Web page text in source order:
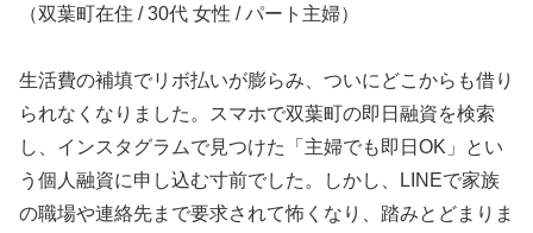
（双葉町在住 / 30代 女性 / パート主婦）
生活費の補填でリボ払いが膨らみ、ついにどこからも借り
られなくなりました。スマホで双葉町の即日融資を検索
し、インスタグラムで見つけた「主婦でも即日OK」とい
う個人融資に申し込む寸前でした。しかし、LINEで家族
の職場や連絡先まで要求されて怖くなり、踏みとどまりま